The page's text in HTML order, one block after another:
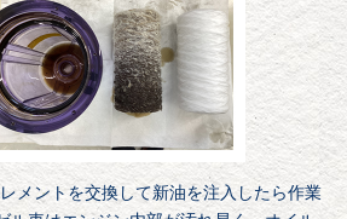
メントを交換して新油を注入したら作業